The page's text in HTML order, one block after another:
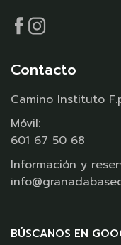
Contacto
Camino Instituto
Móvil:
601 67 50 68
Información y
BÚSCANOS EN